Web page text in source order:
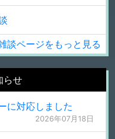
談ページをもっと見る
らせ
に対応しました
2026年07月18日